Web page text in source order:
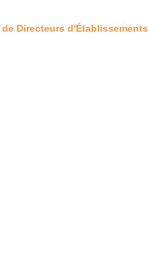
Directeurs d'Établissements